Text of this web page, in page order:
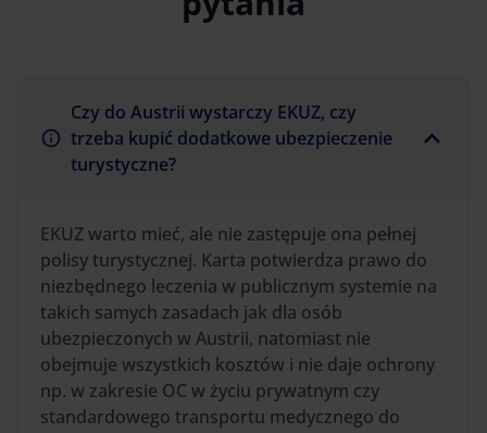
Czy do Austrii wystarczy EKUZ, czy
trzeba kupić dodatkowe ubezpieczenie
turystyczne?
EKUZ warto mieć, ale nie zastępuje ona pełnej
polisy turystycznej. Karta potwierdza prawo do
niezbędnego leczenia w publicznym systemie na
takich samych zasadach jak dla osób
ubezpieczonych w Austrii, natomiast nie
obejmuje wszystkich kosztów i nie daje ochrony
np. w zakresie OC w życiu prywatnym czy
standardowego transportu medycznego do